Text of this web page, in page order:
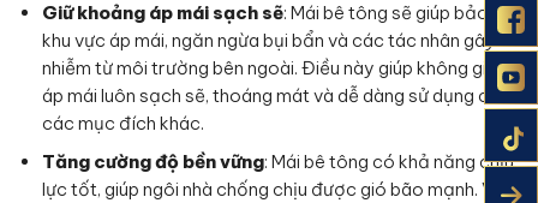
Giữ khoảng áp mái sạch sẽ: Mái bê tông sẽ giúp bảo vệ
khu vực áp mái, ngăn ngừa bụi bẩn và các tác nhân gây ô
nhiễm từ môi trường bên ngoài. Điều này giúp không gian
áp mái luôn sạch sẽ, thoáng mát và dễ dàng sử dụng cho
các mục đích khác.
Tăng cường độ bền vững: Mái bê tông có khả năng chịu
lực tốt, giúp ngôi nhà chống chịu được gió bão mạnh. Việc